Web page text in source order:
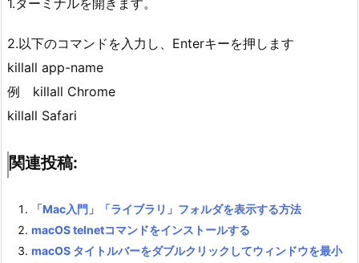
2.以下のコマンドを入力し、Enterキーを押します
killall app-name
例 killall Chrome
killall Safari
関連投稿:
「Mac入門」「ライブラリ」フォルダを表示する方法
macOS telnetコマンドをインストールする
macOS タイトルバーをダブルクリックしてウィンドウを最小